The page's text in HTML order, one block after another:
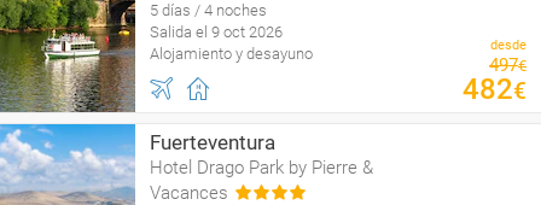
5 días / 4 noches
Salida el 9 oct 2026
Alojamiento y desayuno
desde
497€
482€
Fuerteventura
Hotel Drago Park by Pierre &
Vacances